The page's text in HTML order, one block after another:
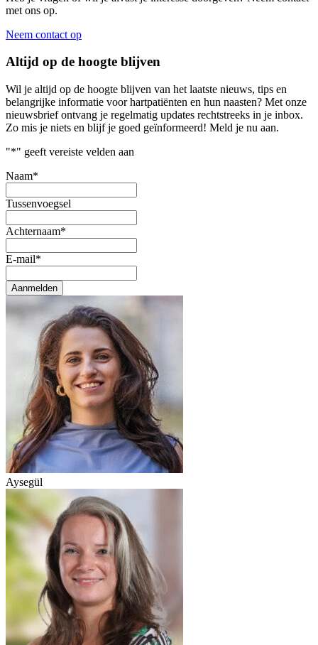
met ons op.
Neem contact op
Altijd op de hoogte blijven
Wil je altijd op de hoogte blijven van het laatste nieuws, tips en
belangrijke informatie voor hartpatiënten en hun naasten? Met onze
nieuwsbrief ontvang je regelmatig updates rechtstreeks in je inbox.
Zo mis je niets en blijf je goed geïnformeerd! Meld je nu aan.
"*" geeft vereiste velden aan
Naam*
Tussenvoegsel
Achternaam*
E-mail*
Aanmelden
Aysegül